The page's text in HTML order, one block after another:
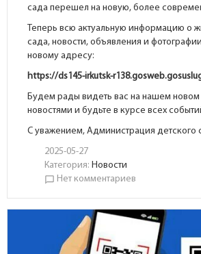
сада перешел на новую, более
Теперь всю актуальную информацию о
сада, новости, объявления и
новому адресу:
https://ds145-irkutsk-
Будем рады видеть вас на нашем новом
новостями и будьте в курсе всех
С уважением, Администрация детского
2025-05-27
Категория:Новости
chat_bubble_outline Нет комментариев